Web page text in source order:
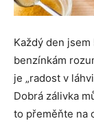
Každý den
benzínkám
je „radost v
Dobrá zálivka
to přeměňte na